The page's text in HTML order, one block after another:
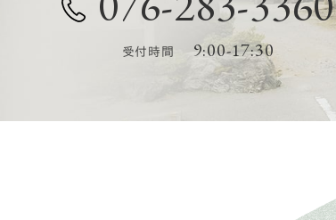
受付時間 9:00-17:30